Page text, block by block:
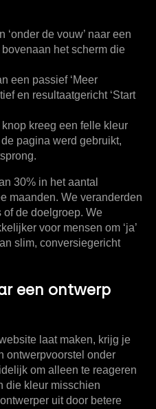
‘onder de vouw’ naar een
het scherm die
een passief ‘Meer
en resultaatgericht ‘Start
knop kreeg een felle kleur
pagina werd gebruikt,
30% in het aantal
maanden. We veranderden
of de doelgroep. We
voor mensen om ‘ja’
slim, conversiegericht
een ontwerp
laat maken, krijg je
ontwerpvoorstel onder
om alleen te reageren
die kleur misschien
uit door betere